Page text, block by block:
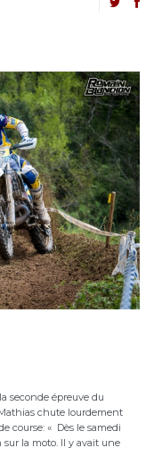
seconde épreuve du
chute lourdement
course: « Dès le samedi
la moto. Il y avait une